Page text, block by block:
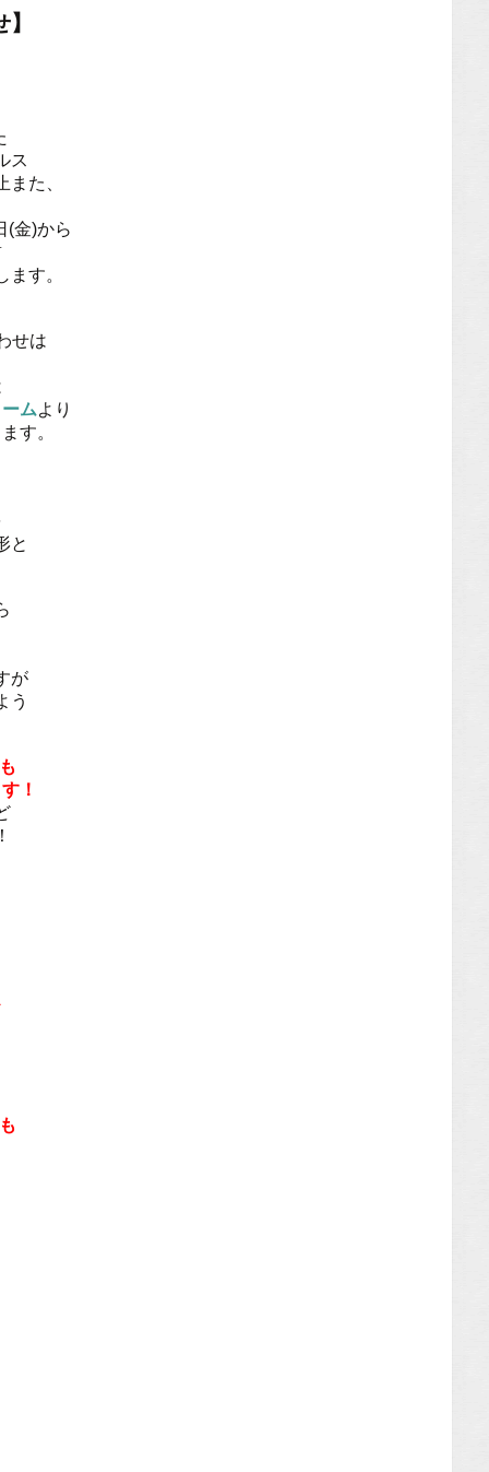
ス
た、
(金)から
す。
せは
ムより
す。
と
が
う
！